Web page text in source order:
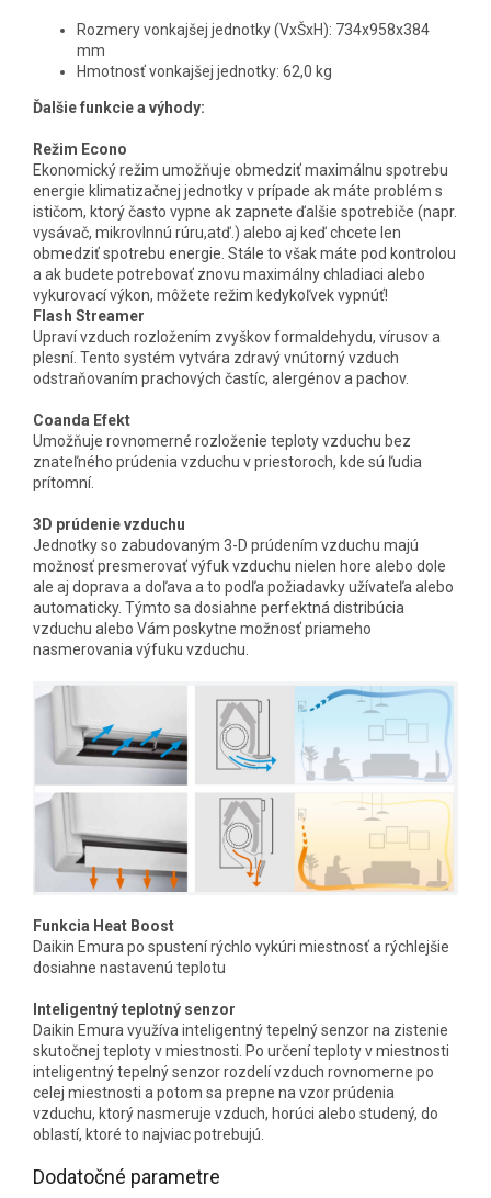
Rozmery vonkajšej jednotky (VxŠxH): 734x958x384
mm
Hmotnosť vonkajšej jednotky: 62,0 kg
Ďalšie funkcie a výhody:
Režim Econo
Ekonomický režim umožňuje obmedziť maximálnu spotrebu
energie klimatizačnej jednotky v prípade ak máte problém s
ističom, ktorý často vypne ak zapnete ďalšie spotrebiče (napr.
vysávač, mikrovlnnú rúru,atď.) alebo aj keď chcete len
obmedziť spotrebu energie. Stále to však máte pod kontrolou
a ak budete potrebovať znovu maximálny chladiaci alebo
vykurovací výkon, môžete režim kedykoľvek vypnúť!
Flash Streamer
Upraví vzduch rozložením zvyškov formaldehydu, vírusov a
plesní. Tento systém vytvára zdravý vnútorný vzduch
odstraňovaním prachových častíc, alergénov a pachov.
Coanda Efekt
Umožňuje rovnomerné rozloženie teploty vzduchu bez
znateľného prúdenia vzduchu v priestoroch, kde sú ľudia
prítomní.
3D prúdenie vzduchu
Jednotky so zabudovaným 3-D prúdením vzduchu majú
možnosť presmerovať výfuk vzduchu nielen hore alebo dole
ale aj doprava a doľava a to podľa požiadavky užívateľa alebo
automaticky. Týmto sa dosiahne perfektná distribúcia
vzduchu alebo Vám poskytne možnosť priameho
nasmerovania výfuku vzduchu.
Funkcia Heat Boost
Daikin Emura po spustení rýchlo vykúri miestnosť a rýchlejšie
dosiahne nastavenú teplotu
Inteligentný teplotný senzor
Daikin Emura využíva inteligentný tepelný senzor na zistenie
skutočnej teploty v miestnosti. Po určení teploty v miestnosti
inteligentný tepelný senzor rozdelí vzduch rovnomerne po
celej miestnosti a potom sa prepne na vzor prúdenia
vzduchu, ktorý nasmeruje vzduch, horúci alebo studený, do
oblastí, ktoré to najviac potrebujú.
Dodatočné parametre